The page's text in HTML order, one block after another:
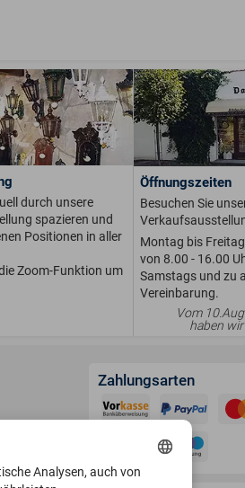
durch unsere
spazieren und
Positionen in aller
Zoom-Funktion um
Öffnungszeiten
Besuchen Sie
Montag bis Freitag
von 8.00 - 16.00
Samstags und zu
Vereinbarung.
Vom
haben
Zahlungsarten
Analysen, auch von